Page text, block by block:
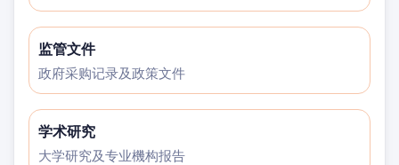
监管文件
政府采购记录及政策文件
学术研究
大学研究及专业機构报告